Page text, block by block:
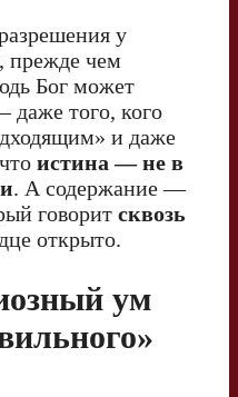
у
прежде чем
Бог может
даже того, кого
и даже
истина — не в
. А содержание —
говорит сквозь
открыто.
ум